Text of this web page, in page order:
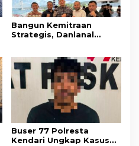
Bangun Kemitraan
Strategis, Danlanal
Objektif dan Berimbang
Buser 77 Polresta
Kendari Ungkap Kasus